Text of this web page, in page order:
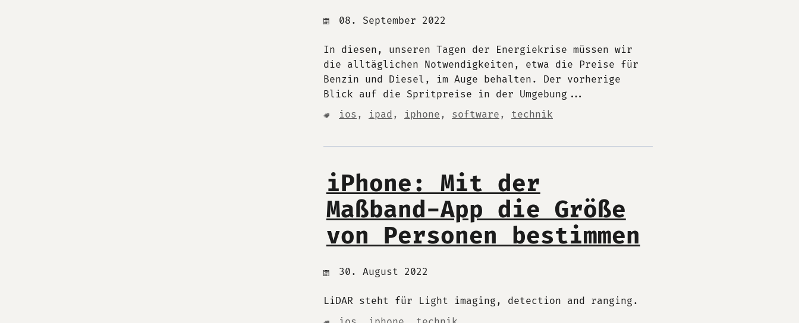
08. September 2022
In diesen, unseren Tagen der Energiekrise müssen wir
die alltäglichen Notwendigkeiten, etwa die Preise für
Benzin und Diesel, im Auge behalten. Der vorherige
Blick auf die Spritpreise in der Umgebung...
ios , ipad , iphone , software , technik
iPhone: Mit der
Maßband-App die Größe
von Personen bestimmen
30. August 2022
LiDAR steht für Light imaging, detection and ranging.